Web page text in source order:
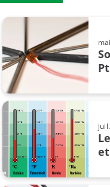
Sondes résistives
Sécurité
Thermocouple
Transmitter
Zone ATEX
excellence